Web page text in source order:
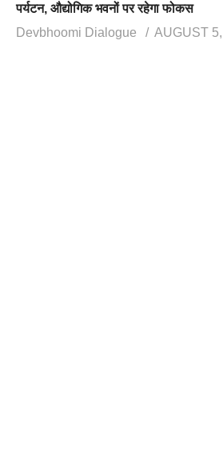
पर्यटन, औद्योगिक भवनों पर रहेगा फोकस
Devbhoomi Dialogue
AUGUST